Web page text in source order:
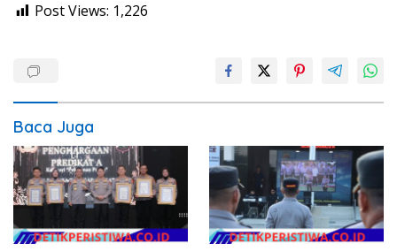
Post Views: 1,226
Baca Juga